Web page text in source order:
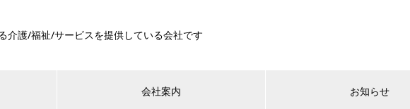
介護/福祉/サービスを提供している会社です
会社案内 お知らせ